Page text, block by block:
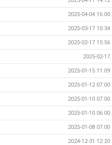
2025-04-04 16:00
2025-03-17 10:34
2025-02-17 15:56
2025-02-17
2025-01-15 11:09
2025-01-12 07:00
2025-01-10 07:00
2025-01-10 06:00
2025-01-08 07:00
2024-12-31 12:20